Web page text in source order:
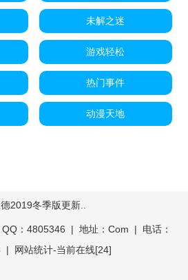
未解之迷
游戏轻松
热门事件
动漫天地
2019冬季版更新..
：4805346 | 地址：Com | 电话：
| 网站统计-当前在线[24]